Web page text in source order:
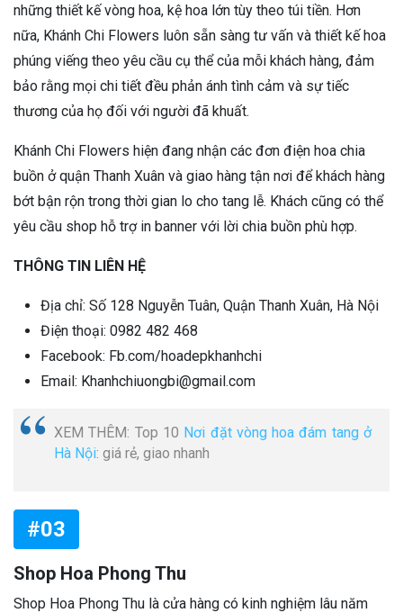
những thiết kế vòng hoa, kệ hoa lớn tùy theo túi tiền. Hơn
nữa, Khánh Chi Flowers luôn sẵn sàng tư vấn và thiết kế hoa
phúng viếng theo yêu cầu cụ thể của mỗi khách hàng, đảm
bảo rằng mọi chi tiết đều phản ánh tình cảm và sự tiếc
thương của họ đối với người đã khuất.
Khánh Chi Flowers hiện đang nhận các đơn điện hoa chia
buồn ở quận Thanh Xuân và giao hàng tận nơi để khách hàng
bớt bận rộn trong thời gian lo cho tang lễ. Khách cũng có thể
yêu cầu shop hỗ trợ in banner với lời chia buồn phù hợp.
THÔNG TIN LIÊN HỆ
Địa chỉ: Số 128 Nguyễn Tuân, Quận Thanh Xuân, Hà Nội
Điện thoại: 0982 482 468
Facebook: Fb.com/hoadepkhanhchi
Email: Khanhchiuongbi@gmail.com
XEM THÊM: Top 10 Nơi đặt vòng hoa đám tang ở
Hà Nội: giá rẻ, giao nhanh
#03
Shop Hoa Phong Thu
Shop Hoa Phong Thu là cửa hàng có kinh nghiệm lâu năm